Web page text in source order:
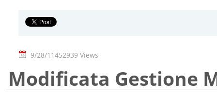
9/28/11452939 Views
Modificata Gestione